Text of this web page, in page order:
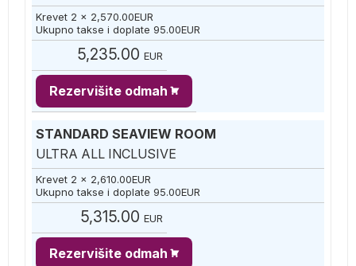
Krevet 2 x 2,570.00EUR
Ukupno takse i doplate 95.00EUR
5,235.00 EUR
Rezervišite odmah
STANDARD SEAVIEW ROOM
ULTRA ALL INCLUSIVE
Krevet 2 x 2,610.00EUR
Ukupno takse i doplate 95.00EUR
5,315.00 EUR
Rezervišite odmah